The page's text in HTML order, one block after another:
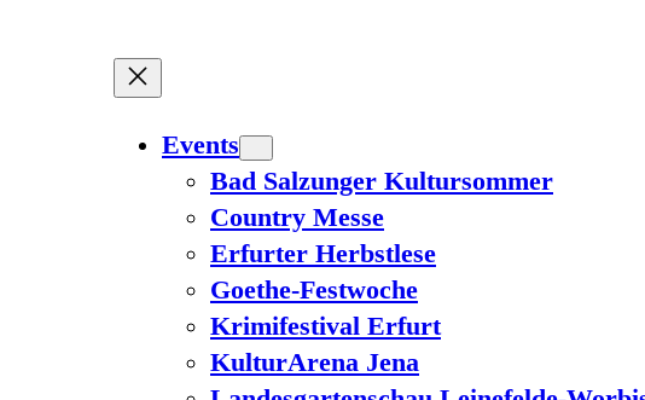
Events
Bad Salzunger Kultursommer
Country Messe
Erfurter Herbstlese
Goethe-Festwoche
Krimifestival Erfurt
KulturArena Jena